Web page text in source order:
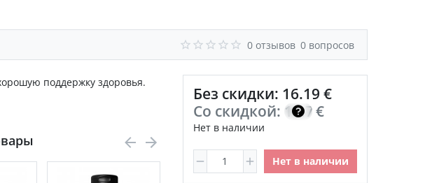
0 отзывов 0 вопросов
Без скидки: 16.19 €
Со скидкой: 13.76
€
Нет в наличии
Нет в наличии
поддержку здоровья.